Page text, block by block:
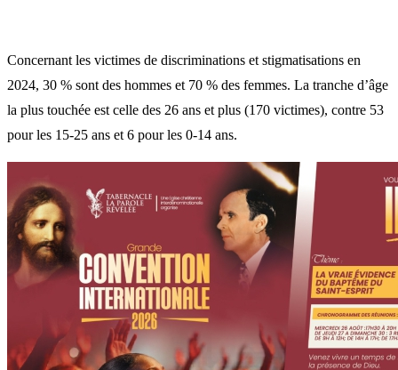
Concernant les victimes de discriminations et stigmatisations en
2024, 30 % sont des hommes et 70 % des femmes. La tranche d’âge
la plus touchée est celle des 26 ans et plus (170 victimes), contre 53
pour les 15-25 ans et 6 pour les 0-14 ans.